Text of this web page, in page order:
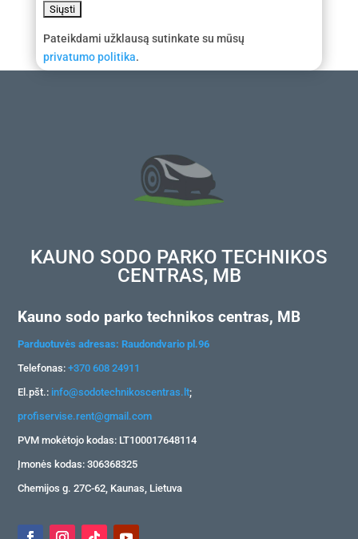
Pateikdami užklausą sutinkate su mūsų
privatumo politika.
KAUNO SODO PARKO TECHNIKOS
CENTRAS, MB
Kauno sodo parko technikos centras, MB
Parduotuvės adresas: Raudondvario pl.96
Telefonas:+370 608 24911
El.pšt.: info@sodotechnikoscentras.lt;
profiservise.rent@gmail.com
PVM mokėtojo kodas: LT100017648114
Įmonės kodas: 306368325
Chemijos g. 27C-62, Kaunas, Lietuva